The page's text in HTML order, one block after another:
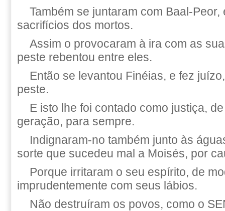
Também se juntaram com Baal-Peor,
sacrifícios dos mortos.
Assim o provocaram à ira com as
peste rebentou entre eles.
Então se levantou Finéias, e fez
peste.
E isto lhe foi contado como justiça,
geração, para sempre.
Indignaram-no também junto às
sorte que sucedeu mal a Moisés, por
Porque irritaram o seu espírito, de
imprudentemente com seus lábios.
Não destruíram os povos, como o